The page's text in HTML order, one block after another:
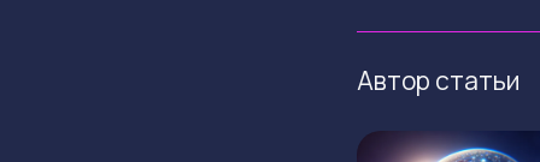
Автор статьи